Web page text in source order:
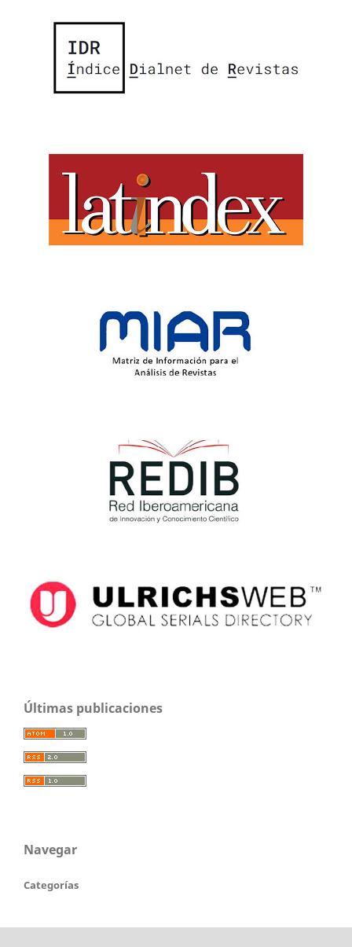
Últimas publicaciones
Navegar
Categorías